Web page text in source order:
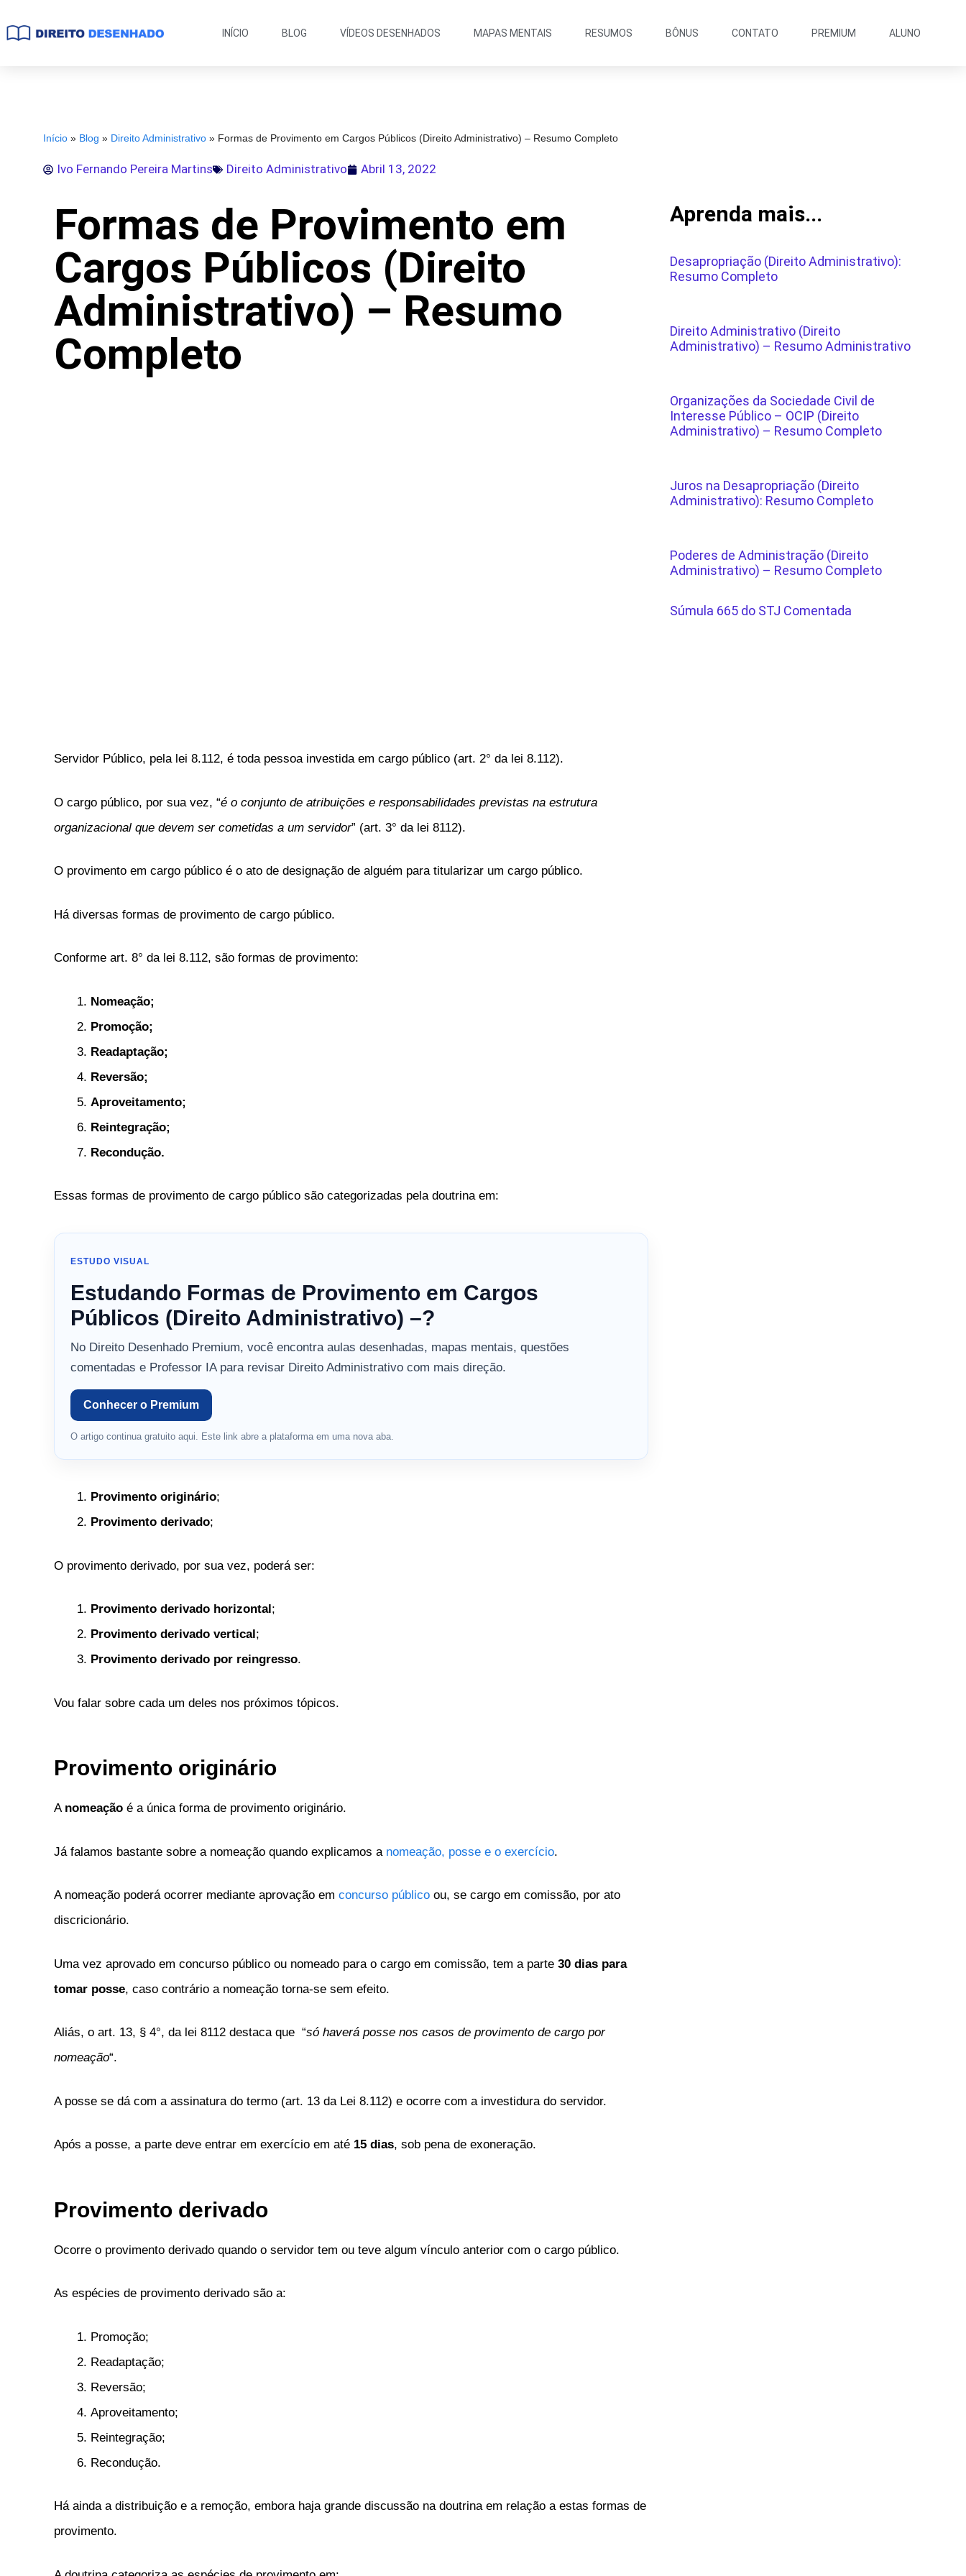
INÍCIO BLOG VÍDEOS DESENHADOS MAPAS MENTAIS RESUMOS BÔNUS CONTATO PREMIUM ALUNO
Início » Blog » Direito Administrativo » Formas de Provimento em Cargos Públicos (Direito Administrativo) – Resumo Completo
Ivo Fernando Pereira Martins Direito Administrativo Abril 13, 2022
Formas de Provimento em
Cargos Públicos (Direito
Administrativo) – Resumo
Completo
Servidor Público, pela lei 8.112, é toda pessoa investida em cargo público (art. 2° da lei 8.112).
O cargo público, por sua vez, “é o conjunto de atribuições e responsabilidades previstas na estrutura
organizacional que devem ser cometidas a um servidor” (art. 3° da lei 8112).
O provimento em cargo público é o ato de designação de alguém para titularizar um cargo público.
Há diversas formas de provimento de cargo público.
Conforme art. 8° da lei 8.112, são formas de provimento:
Nomeação;
Promoção;
Readaptação;
Reversão;
Aproveitamento;
Reintegração;
Recondução.
Essas formas de provimento de cargo público são categorizadas pela doutrina em:
ESTUDO VISUAL
Estudando Formas de Provimento em Cargos
Públicos (Direito Administrativo) –?
No Direito Desenhado Premium, você encontra aulas desenhadas, mapas mentais, questões
comentadas e Professor IA para revisar Direito Administrativo com mais direção.
Conhecer o Premium
O artigo continua gratuito aqui. Este link abre a plataforma em uma nova aba.
Provimento originário;
Provimento derivado;
O provimento derivado, por sua vez, poderá ser:
Provimento derivado horizontal;
Provimento derivado vertical;
Provimento derivado por reingresso.
Vou falar sobre cada um deles nos próximos tópicos.
Provimento originário
A nomeação é a única forma de provimento originário.
Já falamos bastante sobre a nomeação quando explicamos a nomeação, posse e o exercício.
A nomeação poderá ocorrer mediante aprovação em concurso público ou, se cargo em comissão, por ato
discricionário.
Uma vez aprovado em concurso público ou nomeado para o cargo em comissão, tem a parte 30 dias para
tomar posse, caso contrário a nomeação torna-se sem efeito.
Aliás, o art. 13, § 4°, da lei 8112 destaca que “só haverá posse nos casos de provimento de cargo por
nomeação“.
A posse se dá com a assinatura do termo (art. 13 da Lei 8.112) e ocorre com a investidura do servidor.
Após a posse, a parte deve entrar em exercício em até 15 dias, sob pena de exoneração.
Provimento derivado
Ocorre o provimento derivado quando o servidor tem ou teve algum vínculo anterior com o cargo público.
As espécies de provimento derivado são a:
Promoção;
Readaptação;
Reversão;
Aproveitamento;
Reintegração;
Recondução.
Há ainda a distribuição e a remoção, embora haja grande discussão na doutrina em relação a estas formas de
provimento.
Aprenda mais...
Desapropriação (Direito Administrativo):
Resumo Completo
Direito Administrativo (Direito
Administrativo) – Resumo Administrativo
Organizações da Sociedade Civil de
Interesse Público – OCIP (Direito
Administrativo) – Resumo Completo
Juros na Desapropriação (Direito
Administrativo): Resumo Completo
Poderes de Administração (Direito
Administrativo) – Resumo Completo
Súmula 665 do STJ Comentada